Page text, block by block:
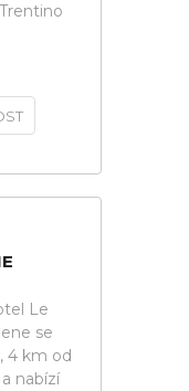
Le
se
4 km od
nabízí